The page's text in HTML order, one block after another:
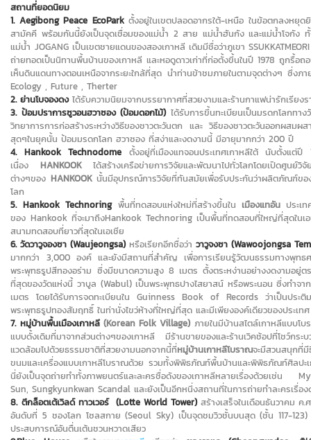
สถานที่ยอดนิยม
1. Aegibong Peace EcoParkตั้งอยู่ในเขตปลอดอากรใต้-เหนือ ในข้อตกลงหยุ
สามัคคี พร้อมกันนี้ยังเป็นจุดเชื่อมของแม่น้ำ 2 สาย แม่น้ำฮันกัง และแม่น้ำโจกัง
แม่น้ำ JOGANG เป็นเขตชายแดนของสองเกาหลี เดิมมีชื่อว่าภูเขา
ถ่ายทอดเป็นนิทานพื้นบ้านของเกาหลี และหอดูดาวเก่าที่ก่อตั้งขึ้นในปี 1978 ถูกรื้อ
เห็นดินแดนทางตอนเหนือจากระยะใกล้ที่สุด นำท่านข้าชมภายในตามจุดต่างๆ ซึ่
Ecology , Future , Therter
2.ย่านโบจองดงได้รับความนิยมจากบรรยากาศที่สวยงามและร้านกาแฟน่ารักเรียง
3. ป้อมปราการซูวอนฮวาซอง (ป้อมดอกไม้)ได้รับการขึ้นทะเบียนเป็นมรดกโลกทา
วิทยาการการก่อสร้างระหว่างวิธีของชาวตะวันตก และ วิธีของชาวตะวันออกผส
สุดๆในยุคนั้น ป้อมมรดกโลก ฮวาซอง ที่สง่าและงดงามนี้ มีอายุมากกว่า200ปี
4. Hankook Technodome ตั้งอยู่ที่เมืองแทจอนประเทศเกาหลีใต้ นับตั้งแต่ปี
เนื่อง HANKOOKได้สร้างเครือข่ายการวิจัยและพัฒนาไปทั่วโลกโดยเปิดศูน
ต่างๆของ HANKOOK นั้นมีอุปกรณ์การวิจัยที่ทันสมัยเพื่อรับประกันว่าผลิตภัณฑ์ข
โลก
5. Hankook Technoring พื้นที่ทดสอบแห่งใหม่ที่สร้างขึ้นใน เมืองแทอันประเ
ของ Hankook ที่จะมาถึงHankook Technoring เป็นพื้นที่ทดสอบที่ใหญ่ที่สุดใน
สนามทดสอบที่ยาวที่สุดในเอเชีย
6. วัดวาวูจองซา (Waujeongsa) หรือเรียกอีกชื่อว่าวาวูจงซา (Wawoojongsa
มากกว่า 3,000 องค์ และยังมีสถานที่สำคัญ เพื่อการเรียนรู้วัฒนธรรมทางพุ
พระพุทธรูปสีทองอร่าม ซึ่งมีขนาดความสูง 8 เมตร ตั้งตระหง่านอย่างงดงามอยู่
ที่สุดของวัดแห่งนี้ วาบูล (Wabul) เป็นพระพุทธปางไสยาสน์ หรือพระนอน ซึ่งทำจ
เมตร โดยได้รับการจดทะเบียนในGuinness Book of Records ว่าเป็นประ
พระพุทธรูปทองสัมฤทธิ์ ในท่านั่งไขว่ห้างที่ใหญ่ที่สุด และมีเพียงองค์เดียวของประเท
7. หมู่บ้านพื้นเมืองเกาหลี(Korean Folk Village) ภายในมีบ้านสไตล์เกาหลีแบบโ
แบบดั้งเดิมที่มาจากส่วนต่างๆของเกาหลี มีร้านขายของและร้านเวิคช้อปที่โชว์กร
แวดล้อมไปด้วยธรรมชาติที่สวยงามนอกจากนี้ที่หมู่บ้านเกาหลีโบราณจะมีสวนสนุกที่
ขนมและเครื่องแบบเกาหลีโบราณด้วย รวมทั้งพิพิธภัณท์พื้นบ้านและพิพิธภัณท์ศิลปะ
นี่ยังเป็นจุดถ่ายทำทั้งภาพยนตร์และละครชื่อดังของเกาหลีหลายเรื่องด้วยเช่น My
Sun, Sungkyunkwan Scandalและยังเป็นอีกหนึ่งสถานที่ในการถ่ายทำละครเรื่อ
8. ตึกล็อตเต้เวิลด์ ทาวเวอร์ (Lotte World Tower) สร้างเสร็จในเดือนธันวาคม
อันดับที่ 5 ชองโลก โซลสกาย (Seoul Sky) เป็นจุดชมวิวชั้นบนสุด (ชั้น 117-123)
ประสบการณ์อันตื่นเต้นชวนหวาดเสียว